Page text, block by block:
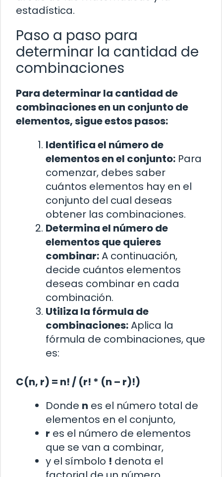
estadística.
Paso a paso para
determinar la cantidad de
combinaciones
Para determinar la cantidad de
combinaciones en un conjunto de
elementos, sigue estos pasos:
Identifica el número de
elementos en el conjunto: Para
comenzar, debes saber
cuántos elementos hay en el
conjunto del cual deseas
obtener las combinaciones.
Determina el número de
elementos que quieres
combinar:A continuación,
decide cuántos elementos
deseas combinar en cada
combinación.
Utiliza la fórmula de
combinaciones:Aplica la
fórmula de combinaciones, que
es:
C(n, r) = n! / (r! * (n – r)!)
Donde n es el número total de
elementos en el conjunto,
r es el número de elementos
que se van a combinar,
y el símbolo ! denota el